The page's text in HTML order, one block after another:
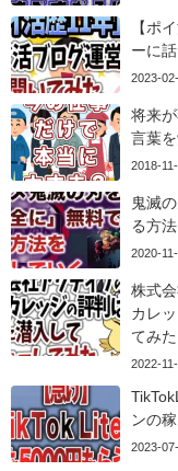
【ポ
ーに
2023-
将来
言葉
2018-
鬼滅
る方
2020-
株式
カレ
てみた
2022-
ンの
2023-